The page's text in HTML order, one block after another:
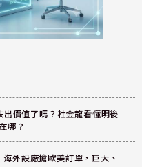
價值了嗎？杜金龍看懂明後
哪？
外設廠搶歐美訂單，巨大、